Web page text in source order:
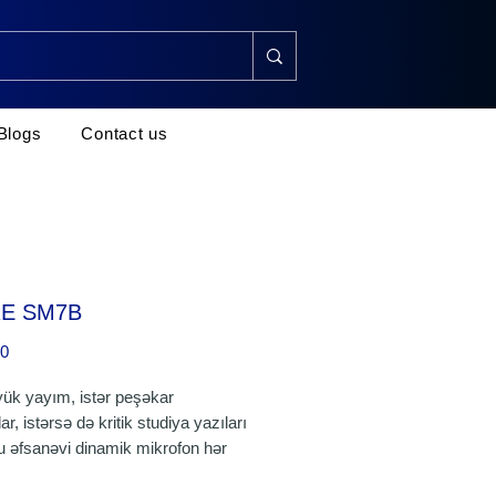
Contact us
SM7B
Price
yayım, istər peşəkar
istərsə də kritik studiya yazıları
əfsanəvi dinamik mikrofon hər